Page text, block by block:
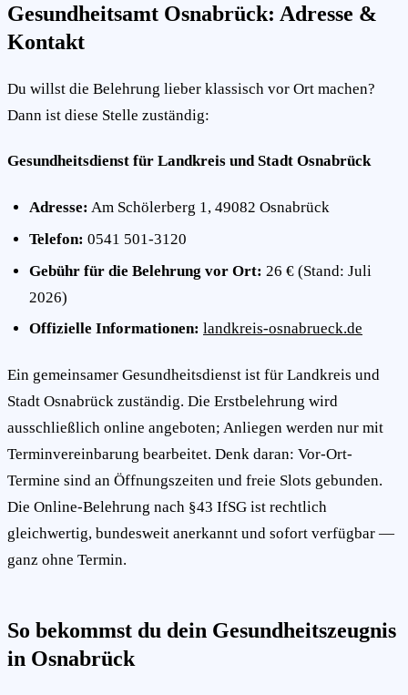
Gesundheitsamt Osnabrück: Adresse &
Kontakt
Du willst die Belehrung lieber klassisch vor Ort machen?
Dann ist diese Stelle zuständig:
Gesundheitsdienst für Landkreis und Stadt Osnabrück
Adresse: Am Schölerberg 1, 49082 Osnabrück
Telefon: 0541 501-3120
Gebühr für die Belehrung vor Ort: 26 € (Stand: Juli
2026)
Offizielle Informationen: landkreis-osnabrueck.de
Ein gemeinsamer Gesundheitsdienst ist für Landkreis und
Stadt Osnabrück zuständig. Die Erstbelehrung wird
ausschließlich online angeboten; Anliegen werden nur mit
Terminvereinbarung bearbeitet. Denk daran: Vor-Ort-
Termine sind an Öffnungszeiten und freie Slots gebunden.
Die Online-Belehrung nach §43 IfSG ist rechtlich
gleichwertig, bundesweit anerkannt und sofort verfügbar —
ganz ohne Termin.
So bekommst du dein Gesundheitszeugnis
in Osnabrück